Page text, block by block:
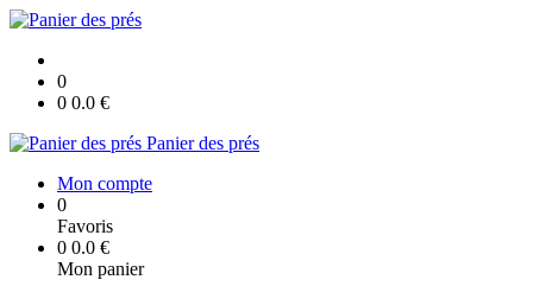
0
0 0.0 €
Panier des prés
Mon compte
0
Favoris
0 0.0 €
Mon panier